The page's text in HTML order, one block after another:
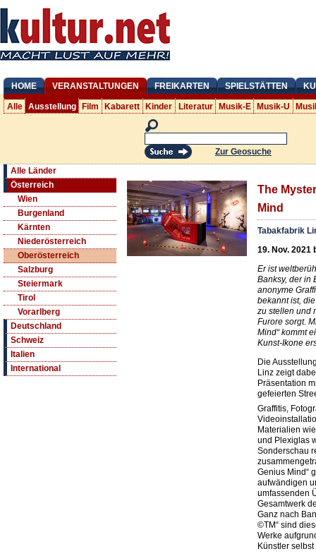
HOME VERANSTALTUNGEN FREIKARTEN SPIELSTÄTTEN
Alle Ausstellung Film Kabarett Kinder Literatur Musik-E Musik-U
Zur Geosuche
Alle Länder
Österreich
Wien
Burgenland
Kärnten
Niederösterreich
Oberösterreich
Salzburg
Steiermark
Tirol
Vorarlberg
Deutschland
Schweiz
Italien
International
The
Mind
Tabakfabrik
19. Nov. 2021
Er ist
Banksy, der in
anonyme
bekannt ist,
zu stellen und
Furore sorgt.
Mind“ kommt
Kunst-Ikone
Die
Linz zeigt
Präsentation
gefeierten
Graffitis,
Materialien
und Plexiglas
Sonderschau
Genius Mind“
aufwändigen
umfassenden
Gesamtwerk
Ganz nach
©TM“ sind
Werke
Künstler